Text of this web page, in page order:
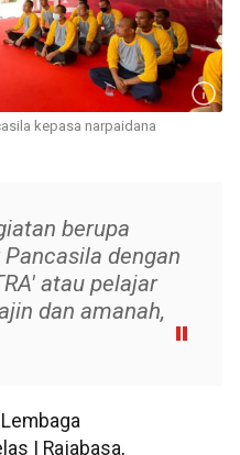
kepasa narpaidana
berupa
dengan
atau pelajar
dan amanah,
I Rajabasa,